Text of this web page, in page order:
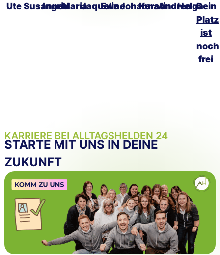
UteSusanne
IngridMariaJaqueline
EwaJohanna
KerstinAndreaHelgaDein
Platz
ist
noch
frei
KARRIERE BEI ALLTAGSHELDEN 24
STARTE MIT UNS IN DEINE
ZUKUNFT